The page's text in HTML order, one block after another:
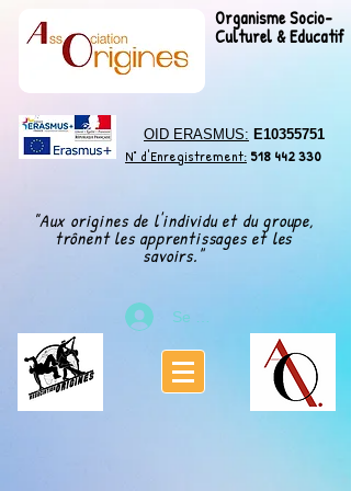
Organisme Socio-
Culturel & Educatif
OID ERASMUS: E10355751
N° d'Enregistrement: 518 442 330
"Aux origines de l'individu et du groupe,
trônent les apprentissages et les
savoirs."
Se connecter